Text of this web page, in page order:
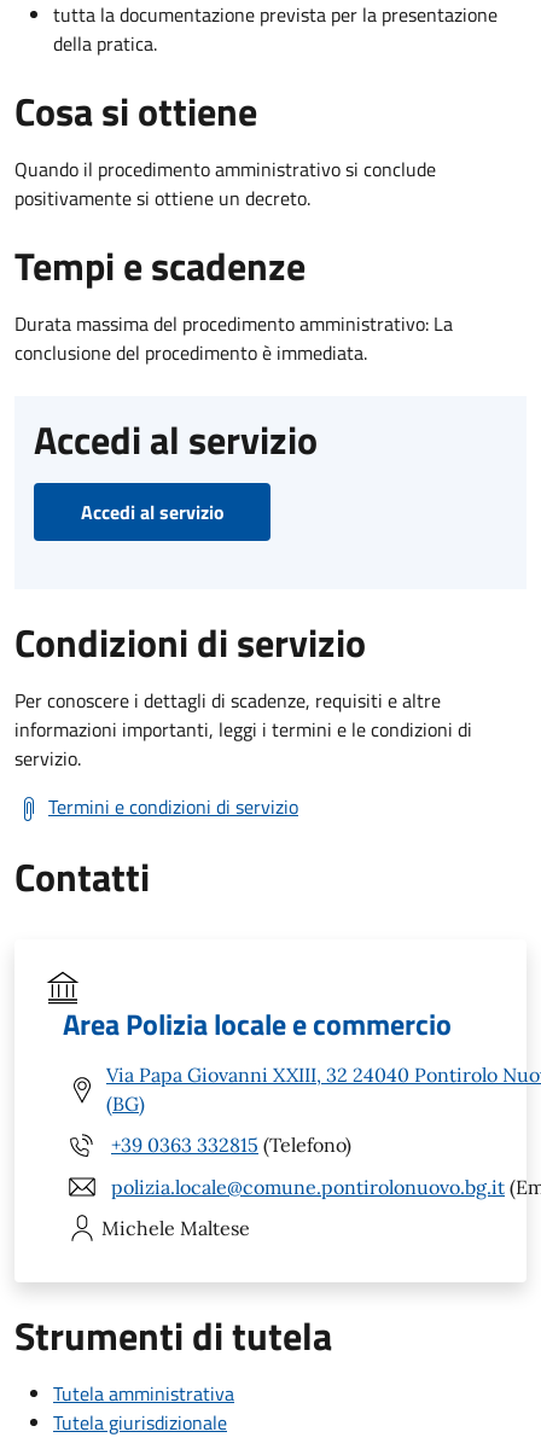
tutta la documentazione prevista per la presentazione
della pratica.
Cosa si ottiene
Quando il procedimento amministrativo si conclude
positivamente si ottiene un decreto.
Tempi e scadenze
Durata massima del procedimento amministrativo: La
conclusione del procedimento è immediata.
Accedi al servizio
Accedi al servizio
Condizioni di servizio
Per conoscere i dettagli di scadenze, requisiti e altre
informazioni importanti, leggi i termini e le condizioni di
servizio.
Termini e condizioni di servizio
Contatti
Area Polizia locale e commercio
Via Papa Giovanni XXIII, 32 24040 Pontirolo
(BG)
+39 0363 332815 (Telefono)
polizia.locale@comune.pontirolonuovo.bg.it
Michele Maltese
Strumenti di tutela
Tutela amministrativa
Tutela giurisdizionale